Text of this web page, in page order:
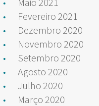
Fevereiro 2021
Dezembro 2020
Novembro 2020
Setembro 2020
Agosto 2020
Julho 2020
Março 2020